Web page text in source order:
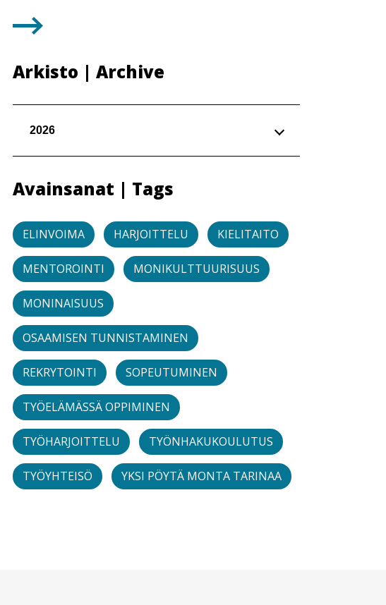
Arkisto | Archive
2026
Avainsanat | Tags
ELINVOIMA HARJOITTELU KIELITAITO
MENTOROINTI MONIKULTTUURISUUS
MONINAISUUS
OSAAMISEN TUNNISTAMINEN
REKRYTOINTI SOPEUTUMINEN
TYÖELÄMÄSSÄ OPPIMINEN
TYÖHARJOITTELU TYÖNHAKUKOULUTUS
TYÖYHTEISÖ YKSI PÖYTÄ MONTA TARINAA